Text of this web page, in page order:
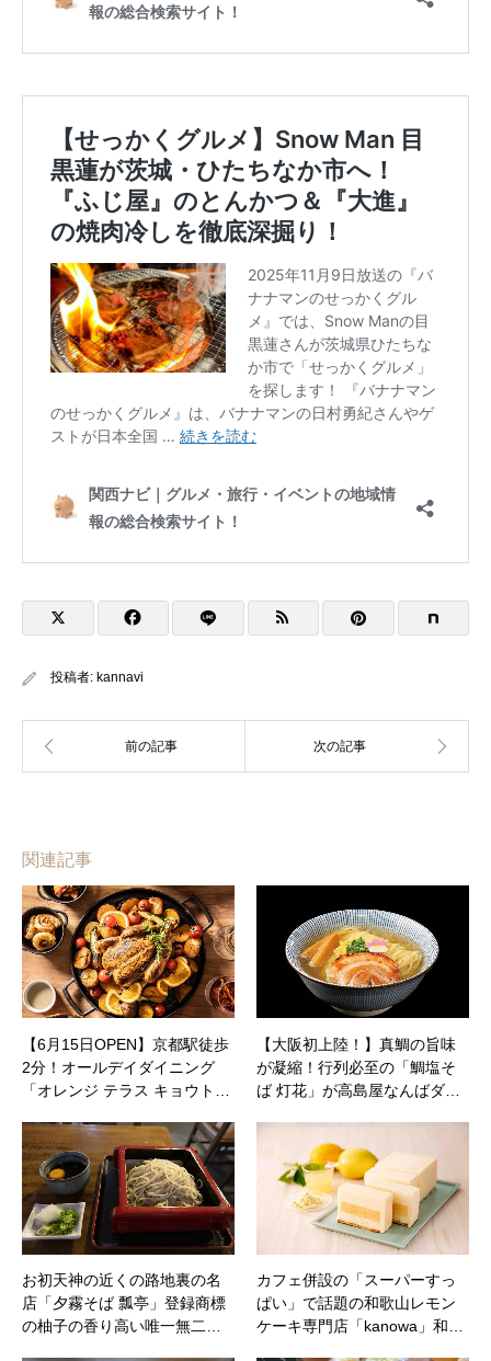
投稿者: kannavi
関連記事
【6月15日OPEN】京都駅徒歩
2分！オールデイダイニング
「オレンジ テラス キョウト…
【大阪初上陸！】真鯛の旨味
が凝縮！行列必至の「鯛塩そ
ば 灯花」が高島屋なんばダ…
お初天神の近くの路地裏の名
店「夕霧そば 瓢亭」登録商標
の柚子の香り高い唯一無二…
カフェ併設の「スーパーすっ
ぱい」で話題の和歌山レモン
ケーキ専門店「kanowa」和…